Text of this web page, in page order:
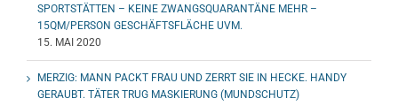
SPORTSTÄTTEN – KEINE ZWANGSQUARANTÄNE MEHR –
15QM/PERSON GESCHÄFTSFLÄCHE UVM.
15. MAI 2020
MERZIG: MANN PACKT FRAU UND ZERRT SIE IN HECKE. HANDY
GERAUBT. TÄTER TRUG MASKIERUNG (MUNDSCHUTZ)